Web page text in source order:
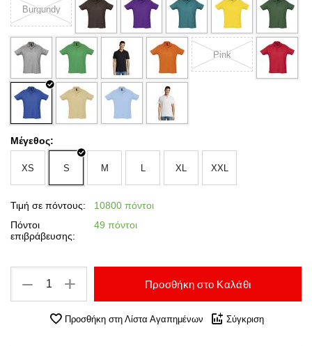
Burgundy
Pink
Μέγεθος:
XS S M L XL XXL
Τιμή σε πόντους:
10800 πόντοι
Πόντοι
επιβράβευσης:
49 πόντοι
+
− Προσθήκη στο Καλάθι
Προσθήκη στη Λίστα Αγαπημένων Σύγκριση